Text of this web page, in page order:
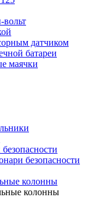
датчиком
батареи
маячки
безопасности
колонны
колонны